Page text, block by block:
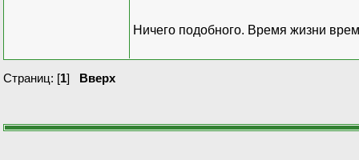
Ничего подобного. Время жизни
Страниц: [1] Вверх